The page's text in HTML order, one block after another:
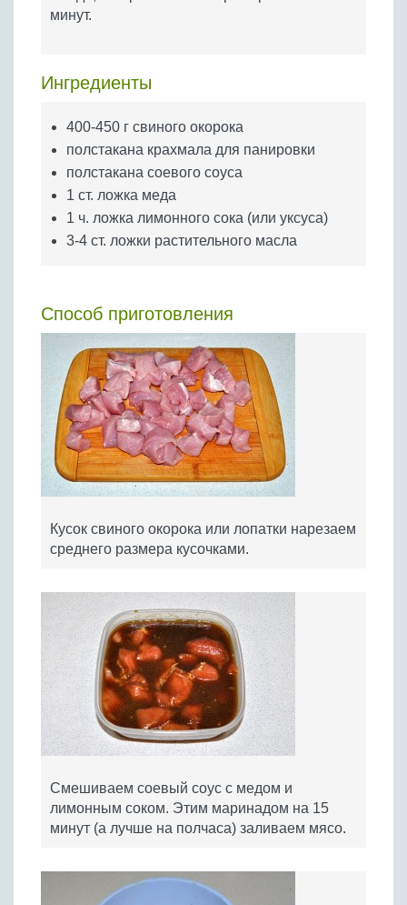
Бобовые
минут.
Ингредиенты
400-450 г свиного окорока
полстакана крахмала для панировки
полстакана соевого соуса
1 ст. ложка меда
1 ч. ложка лимонного сока (или уксуса)
3-4 ст. ложки растительного масла
Способ приготовления
Кусок свиного окорока или лопатки нарезаем
среднего размера кусочками.
Смешиваем соевый соус с медом и
лимонным соком. Этим маринадом на 15
минут (а лучше на полчаса) заливаем мясо.